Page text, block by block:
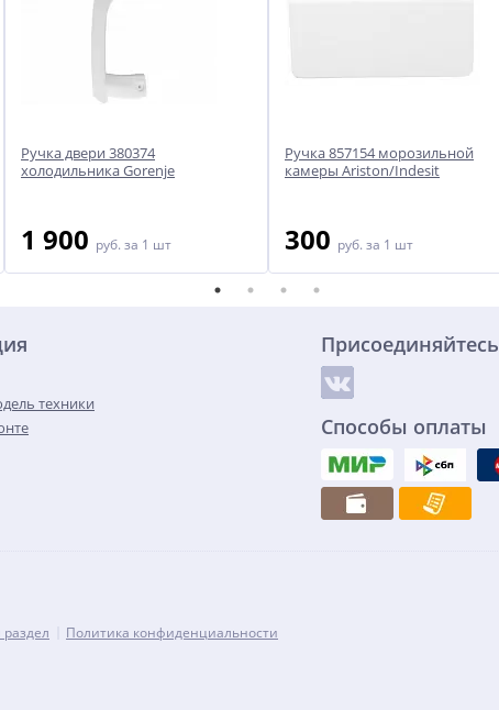
Ручка двери 380374
холодильника Gorenje
1 900 руб. за 1 шт
Ручка 857154 морозильной
камеры Ariston/Indesit
300 руб. за 1 шт
техники
Присоединяйтесь
Способы оплаты
Политика конфиденциальности